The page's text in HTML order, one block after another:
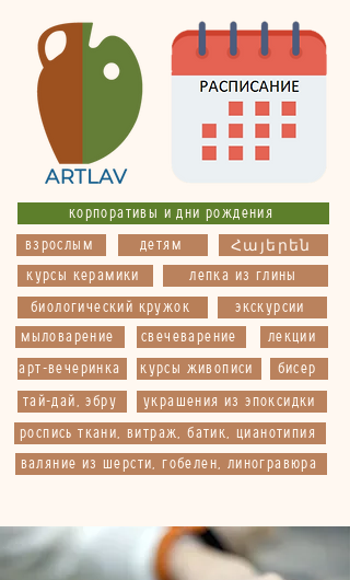
корпоративы и дни рождения
детям
взрослым Հայերեն
украшения из эпоксидки
мыловарение свечеварение
арт-вечеринка бисер
тай-дай, эбру
экскурсии
лепка из глины
роспись ткани, витраж, батик, цианотипия
курсы живописи
лекции
биологический кружок
курсы керамики
валяние из шерсти, гобелен, линогравюра